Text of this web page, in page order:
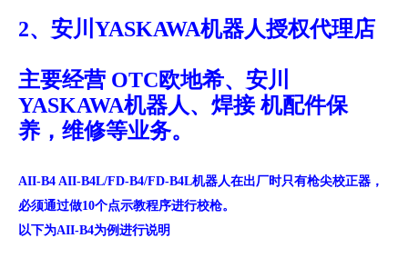
2、安川YASKAWA机器人授权代理店
主要经营 OTC欧地希、安川
YASKAWA机器人、焊接 机配件保
养，维修等业务。
AII-B4 AII-B4L/FD-B4/FD-B4L机器人在出厂时只有枪尖校正器，
必须通过做10个点示教程序进行校枪。
以下为AII-B4为例进行说明